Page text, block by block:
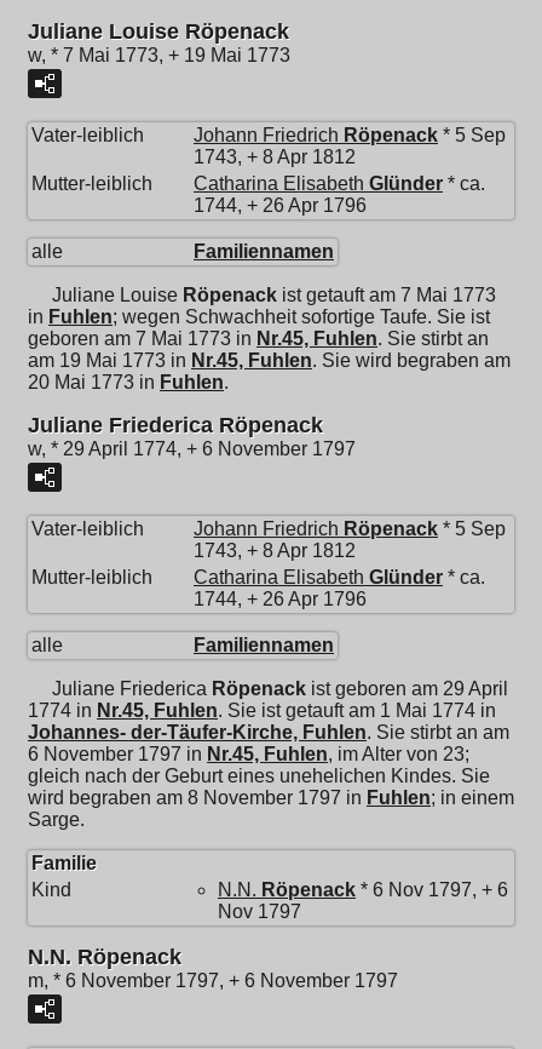
Juliane Louise Röpenack
w, * 7 Mai 1773, + 19 Mai 1773
Vater-leiblich Johann Friedrich Röpenack * 5 Sep
1743, + 8 Apr 1812
Mutter-leiblich
Catharina Elisabeth Glünder * ca.
1744, + 26 Apr 1796
alle Familiennamen
Juliane Louise Röpenack ist getauft am 7 Mai 1773
in Fuhlen; wegen Schwachheit sofortige Taufe. Sie ist
geboren am 7 Mai 1773 in Nr.45, Fuhlen. Sie stirbt an
am 19 Mai 1773 in Nr.45, Fuhlen. Sie wird begraben am
20 Mai 1773 in Fuhlen.
Juliane Friederica Röpenack
w, * 29 April 1774, + 6 November 1797
Vater-leiblich Johann Friedrich Röpenack * 5 Sep
1743, + 8 Apr 1812
Mutter-leiblich
Catharina Elisabeth Glünder * ca.
1744, + 26 Apr 1796
alle Familiennamen
Juliane Friederica Röpenack ist geboren am 29 April
1774 in Nr.45, Fuhlen. Sie ist getauft am 1 Mai 1774 in
Johannes- der-Täufer-Kirche, Fuhlen. Sie stirbt an am
6 November 1797 in Nr.45, Fuhlen, im Alter von 23;
gleich nach der Geburt eines unehelichen Kindes. Sie
wird begraben am 8 November 1797 in Fuhlen; in einem
Sarge.
Familie
Kind
N.N. Röpenack * 6 Nov 1797, + 6
Nov 1797
N.N. Röpenack
m, * 6 November 1797, + 6 November 1797